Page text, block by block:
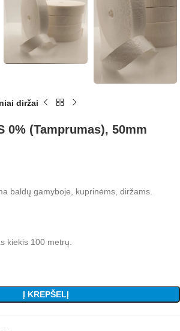
diržai
0% (Tamprumas), 50mm
baldų gamyboje, kuprinėms, diržams.
kiekis 100 metrų.
Į KREPŠELĮ